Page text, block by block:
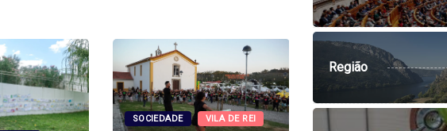
SOCIEDADE VILA DE REI
Região